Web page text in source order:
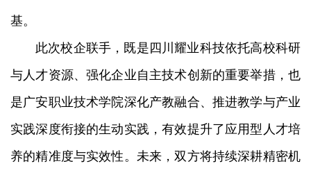
基。
此次校企联手，既是四川耀业科技依托高校科研
与人才资源、强化企业自主技术创新的重要举措，也
是广安职业技术学院深化产教融合、推进教学与产业
实践深度衔接的生动实践，有效提升了应用型人才培
养的精准度与实效性。未来，双方将持续深耕精密机